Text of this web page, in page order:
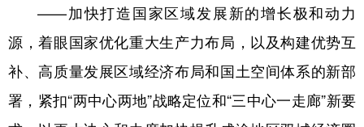
——加快打造国家区域发展新的增长极和动力
源，着眼国家优化重大生产力布局，以及构建优势互
补、高质量发展区域经济布局和国土空间体系的新部
署，紧扣“两中心两地”战略定位和“三中心一走廊”新要